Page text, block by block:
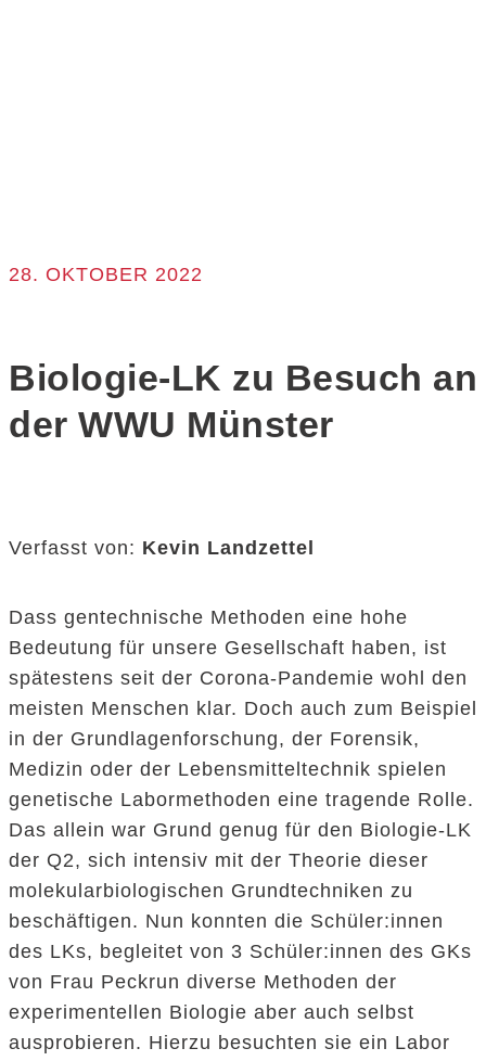
28. OKTOBER 2022
Biologie-LK zu Besuch an
der WWU Münster
Verfasst von: Kevin Landzettel
Dass gentechnische Methoden eine hohe
Bedeutung für unsere Gesellschaft haben, ist
spätestens seit der Corona-Pandemie wohl den
meisten Menschen klar. Doch auch zum Beispiel
in der Grundlagenforschung, der Forensik,
Medizin oder der Lebensmitteltechnik spielen
genetische Labormethoden eine tragende Rolle.
Das allein war Grund genug für den Biologie-LK
der Q2, sich intensiv mit der Theorie dieser
molekularbiologischen Grundtechniken zu
beschäftigen. Nun konnten die Schüler:innen
des LKs, begleitet von 3 Schüler:innen des GKs
von Frau Peckrun diverse Methoden der
experimentellen Biologie aber auch selbst
ausprobieren. Hierzu besuchten sie ein Labor